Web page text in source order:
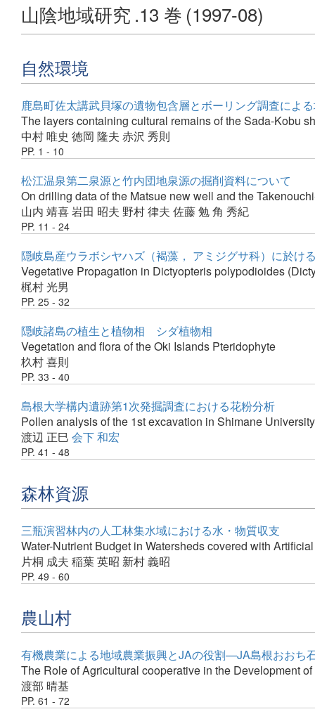
山陰地域研究 .13 巻 (1997-08)
自然環境
鹿島町佐太講武貝塚の遺物包含層とボーリング調査によ
The layers containing cultural remains of the Sada-Kobu
中村 唯史 徳岡 隆夫 赤沢 秀則
PP. 1 - 10
松江温泉第二泉源と竹内団地泉源の掘削資料について
On drilling data of the Matsue new well and the
山内 靖喜岩田 昭夫 野村 律夫 佐藤 勉角 秀紀
PP. 11 - 24
隠岐島産ウラボシヤハズ（褐藻， アミジグサ科）に於け
Vegetative Propagation in Dictyopteris polypodioides
梶村 光男
PP. 25 - 32
隠岐諸島の植生と植物相 シダ植物相
Vegetation and flora of the Oki Islands Pteridophyte
杦村 喜則
PP. 33 - 40
島根大学構内遺跡第1次発掘調査における花粉分析
Pollen analysis of the 1st excavation in Shimane
渡辺 正巳 会下 和宏
PP. 41 - 48
森林資源
三瓶演習林内の人工林集水域における水・物質収支
Water-Nutrient Budget in Watersheds covered with
片桐 成夫 稲葉 英昭 新村 義昭
PP. 49 - 60
農山村
有機農業による地域農業振興とJAの役割—JA島根おおち
The Role of Agricultural cooperative in the Development
渡部 晴基
PP. 61 - 72